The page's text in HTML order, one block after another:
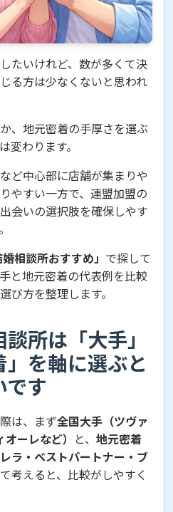
たいけれど、数が多くて決
る方は少なくないと思われ
、地元密着の手厚さを選ぶ
変わります。
ど中心部に店舗が集まりや
やすい一方で、連盟加盟の
会いの選択肢を確保しやす
婚相談所おすすめ」 で探して
と地元密着の代表例を比較
び方を整理します。
所は「大手」
」を軸に選ぶと
です
は、まず全国大手（ツヴァ
ーレなど） と、 地元密着
ラ・ベストパートナー・ブ
考えると、比較がしやすく